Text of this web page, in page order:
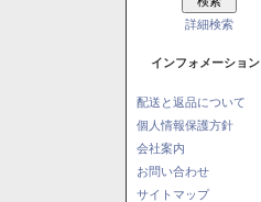
詳細検索
インフォメーション
配送と返品について
個人情報保護方針
会社案内
お問い合わせ
サイトマップ